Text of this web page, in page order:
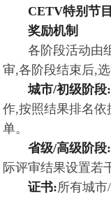
CETV特别节
奖励机制
各阶段活动由
审,各阶段结束后,
城市/初级阶段:
作,按照结果排名依
单。
省级/高级阶段:
际评审结果设置若
证书:所有城